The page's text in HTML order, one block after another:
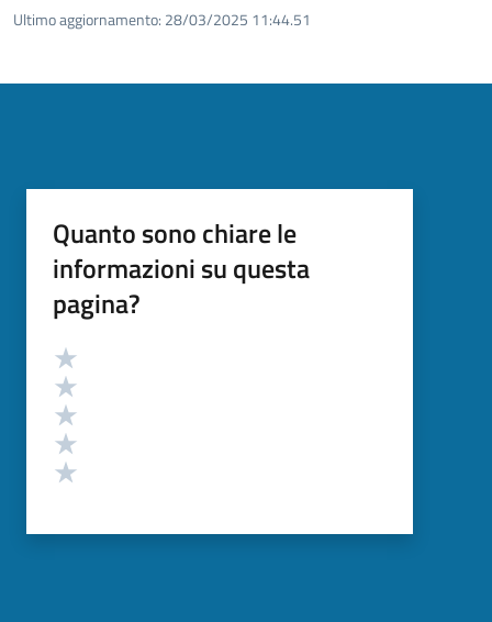
Ultimo aggiornamento: 28/03/2025 11:44.51
Quanto sono chiare le
informazioni su questa
pagina?
Valutazione